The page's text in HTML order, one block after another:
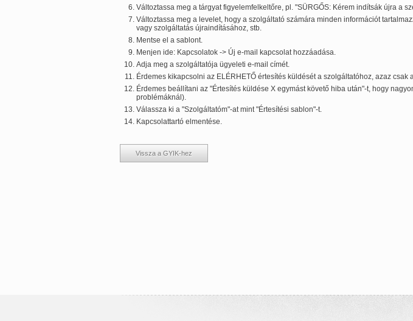
Változtassa meg a tárgyat figyelemfelkeltőre, pl. "SÜRGŐS: Kérem indítsák újra a
Változtassa meg a levelet, hogy a szolgáltató számára minden információt
vagy szolgáltatás újraindításához, stb.
Mentse el a sablont.
Menjen ide: Kapcsolatok -> Új e-mail kapcsolat hozzáadása.
Adja meg a szolgáltatója ügyeleti e-mail címét.
Érdemes kikapcsolni az ELÉRHETŐ értesítés küldését a szolgáltatóhoz, azaz
Érdemes beállítani az "Értesítés küldése X egymást követő hiba után"-t, hogy
problémáknál).
Válassza ki a "Szolgáltatóm"-at mint "Értesítési sablon"-t.
Kapcsolattartó elmentése.
Vissza a GYIK-hez